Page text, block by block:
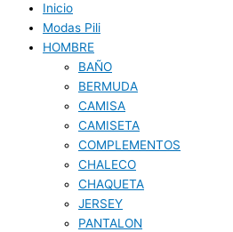
Inicio
Modas Pili
HOMBRE
BAÑO
BERMUDA
CAMISA
CAMISETA
COMPLEMENTOS
CHALECO
CHAQUETA
JERSEY
PANTALON